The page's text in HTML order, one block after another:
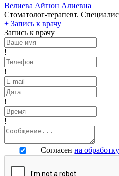
Велиева Айгюн Алиевна
Стоматолог-терапевт.
+ Запись к врачу
Запись к врачу
!
!
!
!
Согласенна